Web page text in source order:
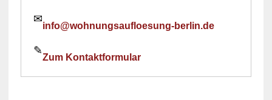
✉
info@wohnungsaufloesung-berlin.de
✎
Zum Kontaktformular